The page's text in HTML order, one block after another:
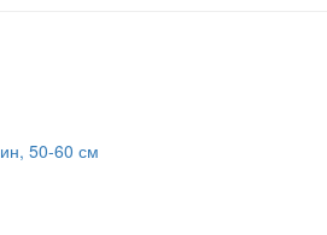
50-60 см